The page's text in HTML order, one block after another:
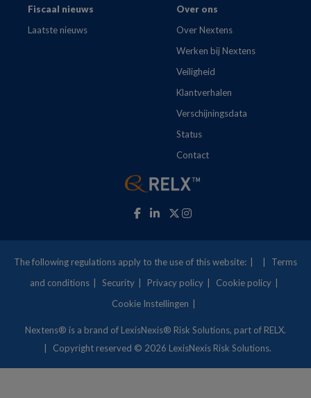
Fiscaal nieuws
Laatste nieuws
Over ons
Over Nextens
Werken bij Nextens
Veiligheid
Klantverhalen
Verschijningsdata
Status
Contact
The following regulations apply to the use of this website:
Terms
and conditions
Security Privacy policy
Cookie policy
Cookie Instellingen
Nextens® is a brand of LexisNexis® Risk Solutions, part of RELX.
Copyrightreserved © 2026 LexisNexis Risk Solutions.